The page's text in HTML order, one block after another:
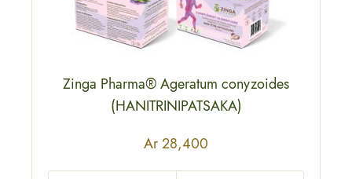
Zinga Pharma® Ageratum conyzoides
(HANITRINIPATSAKA)
Ar28,400